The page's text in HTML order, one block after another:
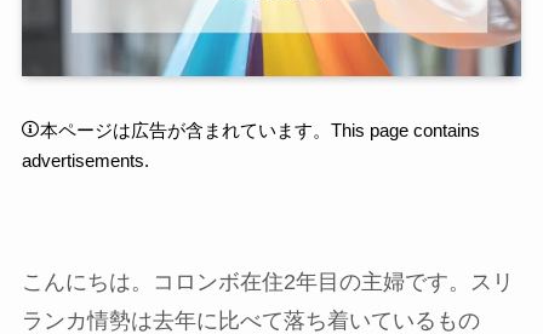
本ページは広告が含まれています。This page contains
advertisements.
こんにちは。コロンボ在住2年目の主婦です。スリ
ランカ情勢は去年に比べて落ち着いているもの